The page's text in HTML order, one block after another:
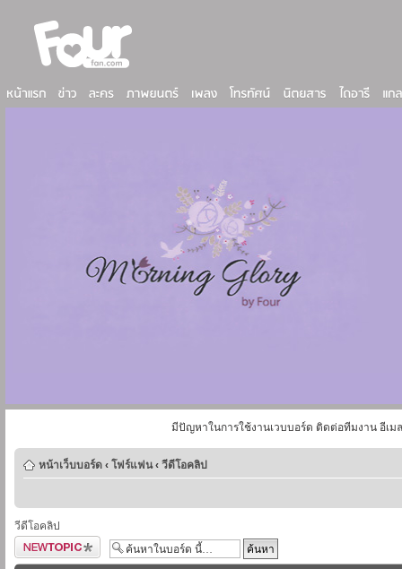
มีปัญหาในการใช้งานเวบบอร์ด ติดต่อทีมงาน อีเม
หน้าเว็บบอร์ด ‹ โฟร์แฟน ‹ วีดีโอคลิป
วีดีโอคลิป
ตั้งกระทู้ใหม่